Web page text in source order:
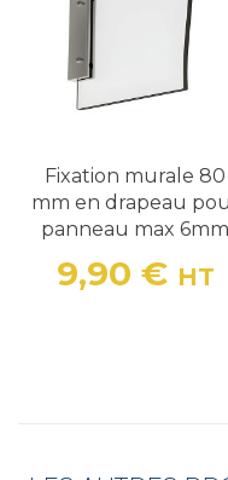
Fixation murale 80
mm en drapeau
panneau max 6mm
Prix
9,90 € HT